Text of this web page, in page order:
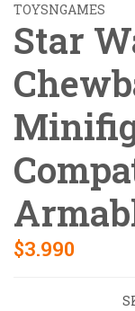
TOYSNGAMES
Star
$3.990